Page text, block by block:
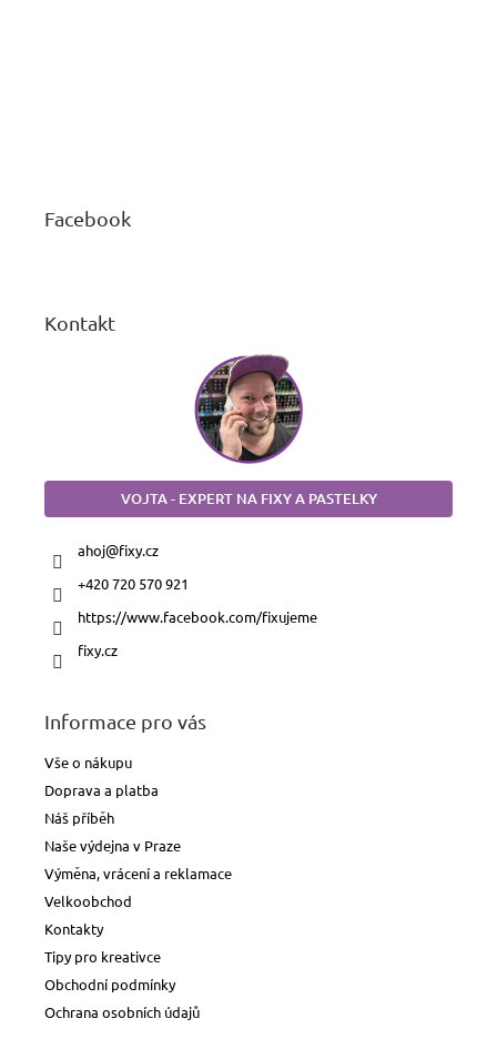
Facebook
Kontakt
VOJTA - EXPERT NA FIXY A PASTELKY
ahoj@fixy.cz
+420 720 570 921
https://www.facebook.com/fixujeme
fixy.cz
Informace pro vás
Vše o nákupu
Doprava a platba
Náš příběh
Naše výdejna v Praze
Výměna, vrácení a reklamace
Velkoobchod
Kontakty
Tipy pro kreativce
Obchodní podmínky
Ochrana osobních údajů